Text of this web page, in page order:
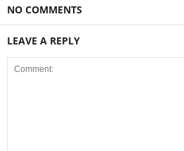
NO COMMENTS
LEAVE A REPLY